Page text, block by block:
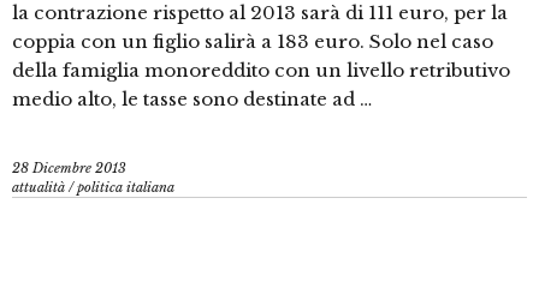
la contrazione rispetto al 2013 sarà di 111 euro, per la
coppia con un figlio salirà a 183 euro. Solo nel caso
della famiglia monoreddito con un livello retributivo
medio alto, le tasse sono destinate ad …
28 Dicembre 2013
attualità /politica italiana